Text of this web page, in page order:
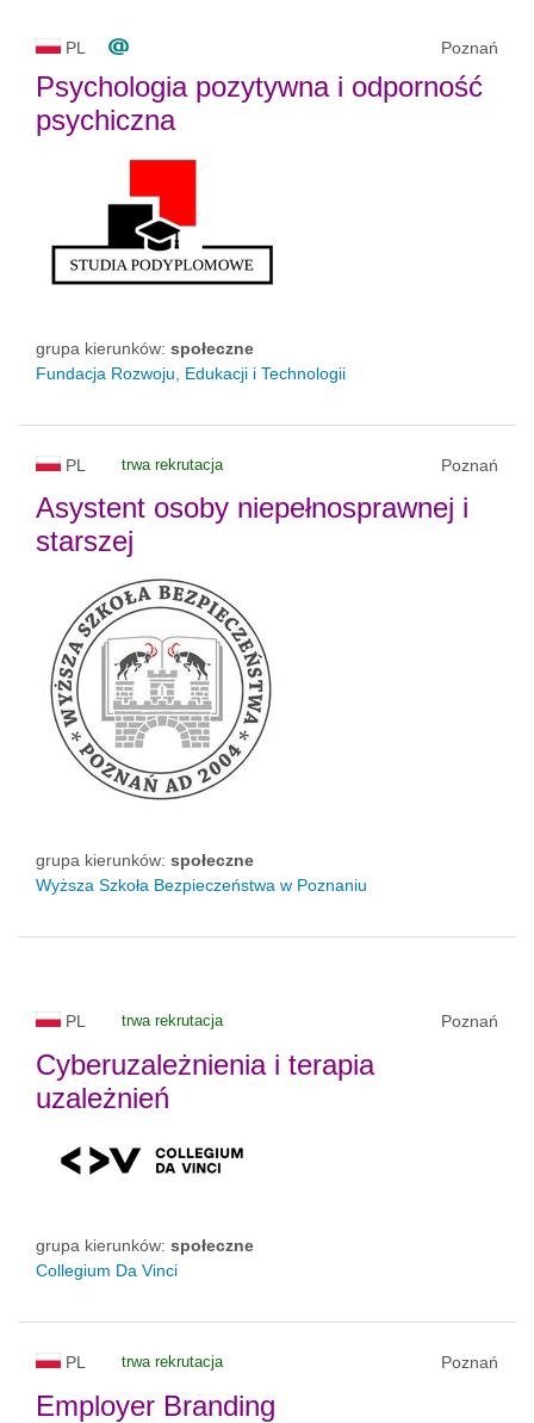
PL Poznań
Psychologia pozytywna i odporność
psychiczna
grupa kierunków: społeczne
Fundacja Rozwoju, Edukacji i Technologii
PL trwa rekrutacja Poznań
Asystent osoby niepełnosprawnej i
starszej
grupa kierunków: społeczne
Wyższa Szkoła Bezpieczeństwa w Poznaniu
PL trwa rekrutacja Poznań
Cyberuzależnienia i terapia
uzależnień
grupa kierunków: społeczne
Collegium Da Vinci
PL trwa rekrutacja Poznań
Employer Branding